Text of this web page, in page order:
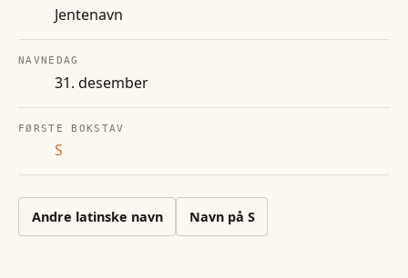
Jentenavn
NAVNEDAG
31. desember
FØRSTE BOKSTAV
S
Andre latinske navn Navn på S